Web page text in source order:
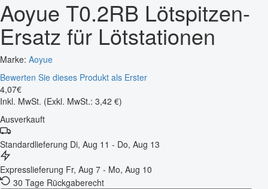
Aoyue T0.2RB Lötspitzen-
Ersatz für Lötstationen
Marke: Aoyue
Bewerten Sie dieses Produkt als Erster
4,07€
Inkl. MwSt. (Exkl. MwSt.: 3,42 €)
Ausverkauft
Standardlieferung Di, Aug 11 - Do, Aug 13
Expresslieferung Fr, Aug 7 - Mo, Aug 10
30 Tage Rückgaberecht